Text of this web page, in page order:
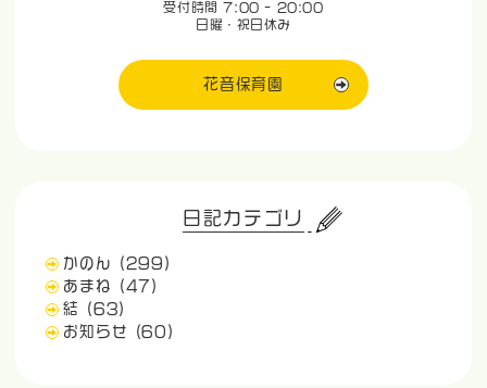
受付時間 7:00 - 20:00
日曜・祝日休み
花音保育園
日記カテゴリ
かのん
(299)
あまね
(47)
結
(63)
お知らせ
(60)